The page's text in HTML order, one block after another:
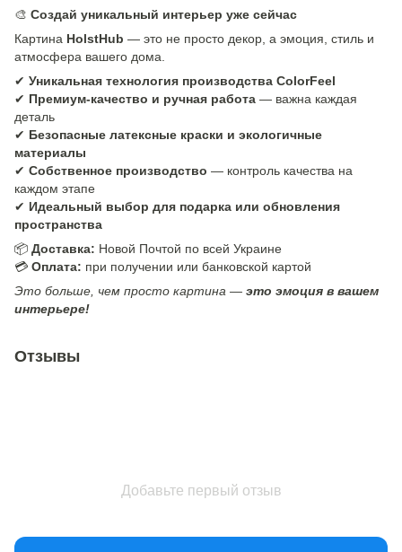
🎨 Создай уникальный интерьер уже сейчас
Картина HolstHub — это не просто декор, а эмоция, стиль и
атмосфера вашего дома.
✔ Уникальная технология производства ColorFeel
✔ Премиум-качество и ручная работа — важна каждая
деталь
✔ Безопасные латексные краски и экологичные
материалы
✔ Собственное производство — контроль качества на
каждом этапе
✔ Идеальный выбор для подарка или обновления
пространства
📦 Доставка: Новой Почтой по всей Украине
💳 Оплата: при получении или банковской картой
Это больше, чем просто картина — это эмоция в вашем
интерьере!
Отзывы
Добавьте первый отзыв